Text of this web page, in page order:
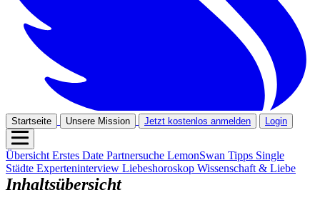
Startseite Unsere Mission Jetzt kostenlos anmelden Login
ÜbersichtErstes Date Partnersuche LemonSwan Tipps Single
Städte Experteninterview Liebeshoroskop Wissenschaft & Liebe
Inhaltsübersicht